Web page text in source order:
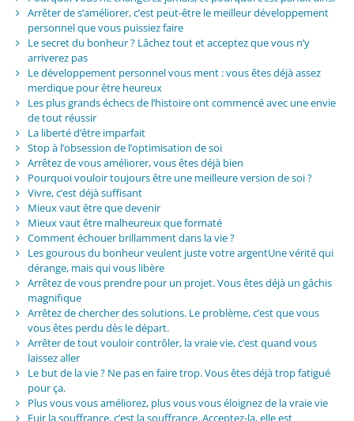
Arrêter de s’améliorer, c’est peut-être le meilleur développement
personnel que vous puissiez faire
Le secret du bonheur ? Lâchez tout et acceptez que vous n’y
arriverez pas
Le développement personnel vous ment : vous êtes déjà assez
merdique pour être heureux
Les plus grands échecs de l’histoire ont commencé avec une envie
de tout réussir
La liberté d’être imparfait
Stop à l’obsession de l’optimisation de soi
Arrêtez de vous améliorer, vous êtes déjà bien
Pourquoi vouloir toujours être une meilleure version de soi ?
Vivre, c’est déjà suffisant
Mieux vaut être que devenir
Mieux vaut être malheureux que formaté
Comment échouer brillamment dans la vie ?
Les gourous du bonheur veulent juste votre argentUne vérité qui
dérange, mais qui vous libère
Arrêtez de vous prendre pour un projet. Vous êtes déjà un gâchis
magnifique
Arrêtez de chercher des solutions. Le problème, c’est que vous
vous êtes perdu dès le départ.
Arrêter de tout vouloir contrôler, la vraie vie, c’est quand vous
laissez aller
Le but de la vie ? Ne pas en faire trop. Vous êtes déjà trop fatigué
pour ça.
Plus vous vous améliorez, plus vous vous éloignez de la vraie vie
Fuir la souffrance, c’est la souffrance. Acceptez-la, elle est